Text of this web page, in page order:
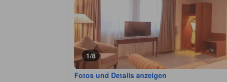
1/8
Fotos und Details anzeigen